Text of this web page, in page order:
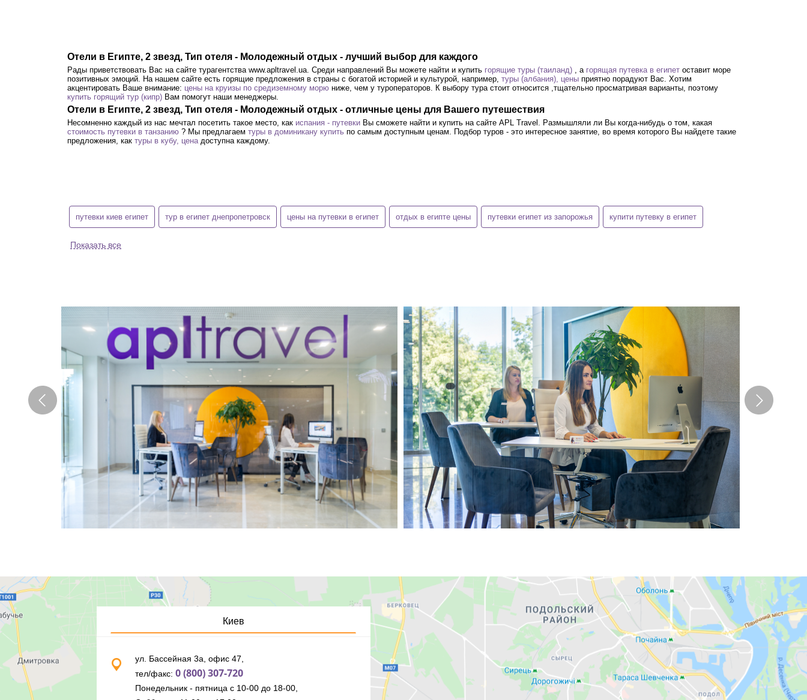
Отели в Египте, 2 звезд, Тип отеля - Молодежный отдых - лучший выбор для каждого
Рады приветствовать Вас на сайте турагентства www.apltravel.ua. Среди направлений Вы можете найти и купить горящие туры (таиланд) , а горящая путевка в египет оставит море
позитивных эмоций. На нашем сайте есть горящие предложения в страны с богатой историей и культурой, например, туры (албания), цены приятно порадуют Вас. Хотим
акцентировать Ваше внимание: цены на круизы по средиземному морю ниже, чем у туроператоров. К выбору тура стоит относится ,тщательно просматривая варианты, поэтому
купить горящий тур (кипр) Вам помогут наши менеджеры.
Отели в Египте, 2 звезд, Тип отеля - Молодежный отдых - отличные цены для Вашего путешествия
Несомненно каждый из нас мечтал посетить такое место, как испания - путевки Вы сможете найти и купить на сайте APL Travel. Размышляли ли Вы когда-нибудь о том, какая
стоимость путевки в танзанию ? Мы предлагаем туры в доминикану купить по самым доступным ценам. Подбор туров - это интересное занятие, во время которого Вы найдете такие
предложения, как туры в кубу, ценадоступна каждому.
путевки киев египет тур в египет днепропетровск цены на путевки в египет отдых в египте цены путевки египет из запорожья купити путевку в египет
Показать все
Киев
ул. Бассейная 3а, офис 47,
тел/факс: 0 (800) 307-720
Понедельник - пятница с 10-00 до 18-00,